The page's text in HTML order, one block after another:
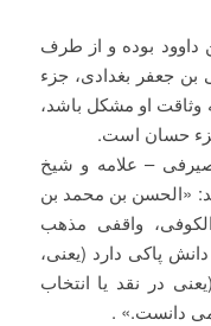
داوود بوده و از طرف
جعفر بغدادی، جزء
وثاقت او مشکل باشد،
جزء حسان است.
– علامه و شیخ
«الحسن بن محمد بن
واقفی مذهب
پاکی دارد (یعنی،
در نقد یا انتخاب
می دانست.» .